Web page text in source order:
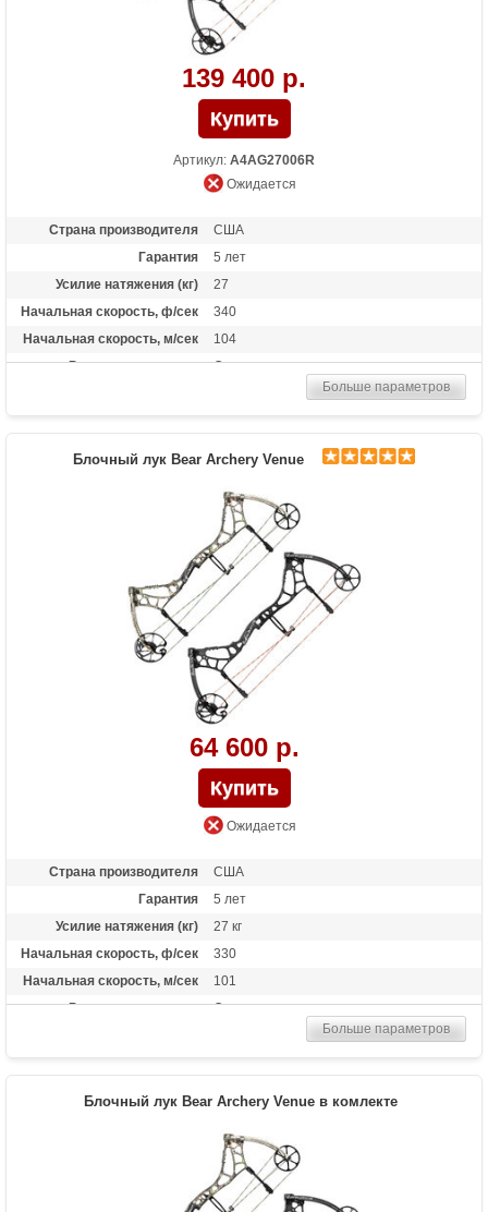
139 400 р.
Артикул: A4AG27006R
Ожидается
Страна производителя
США
Гарантия
5 лет
Усилие натяжения (кг)
27
Начальная скорость, ф/сек
340
Начальная скорость, м/сек
104
Рекомендуется для
Опытных
Длина растяжки
от 26.5 до 31 дюймов
Крепление плечей 3D-винтами,
Резиновые виброгасители в рукояти,Тип
тетивы и тросов: Bear Contra-Band HP
Тип слайдера:Hinge Guard
Больше параметров
Блочный лук Bear Archery Venue
64 600 р.
Ожидается
Страна производителя
США
Гарантия
5 лет
Усилие натяжения (кг)
27 кг
Начальная скорость, ф/сек
330
Начальная скорость, м/сек
101
Рекомендуется для
Опытных
Длина растяжки
от 24 до 31 дюймов
Охота
Тип тетивы и тросов: Bear Contra-Band
HP, Тип слайдера: Hinge Guard
Больше параметров
Блочный лук Bear Archery Venue в комлекте